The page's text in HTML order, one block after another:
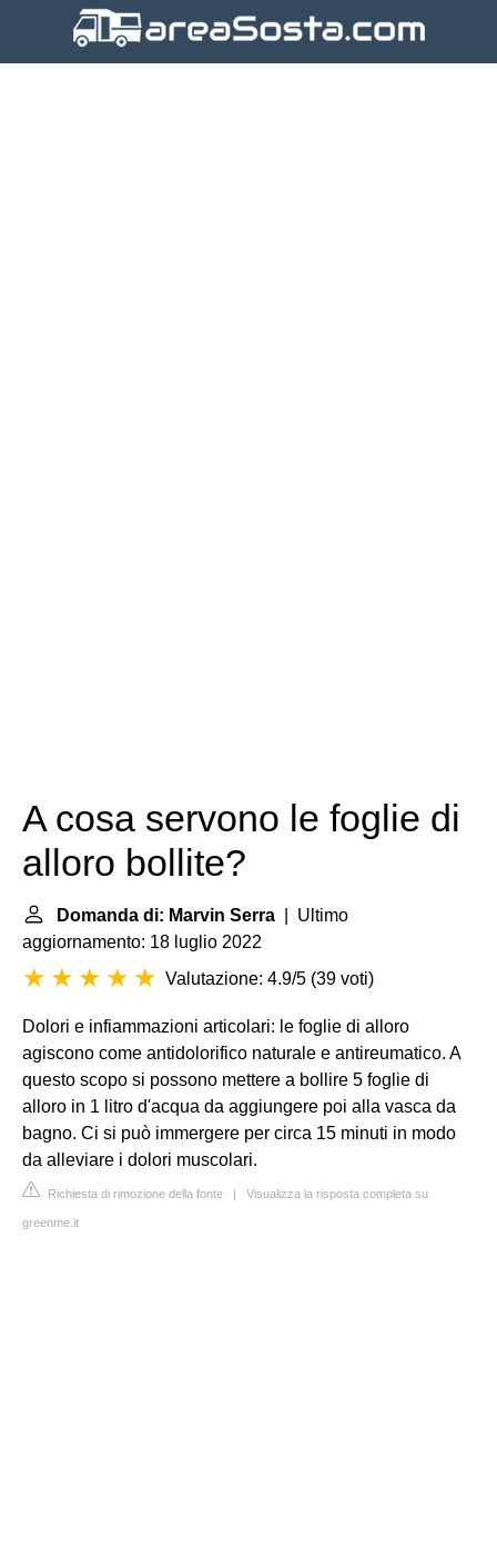
A cosa servono le foglie di
alloro bollite?
Domanda di: Marvin Serra | Ultimo
aggiornamento: 18 luglio 2022
Valutazione: 4.9/5 (39 voti)
Dolori e infiammazioni articolari: le foglie di alloro
agiscono come antidolorifico naturale e antireumatico. A
questo scopo si possono mettere a bollire 5 foglie di
alloro in 1 litro d'acqua da aggiungere poi alla vasca da
bagno. Ci si può immergere per circa 15 minuti in modo
da alleviare i dolori muscolari.
Richiesta di rimozione della fonte | Visualizza la risposta completa su
greenme.it